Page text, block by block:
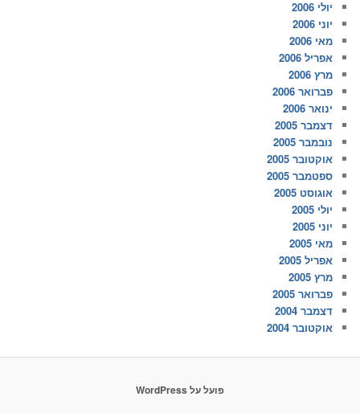
יולי 2006
יוני 2006
מאי 2006
אפריל 2006
מרץ 2006
פברואר 2006
ינואר 2006
דצמבר 2005
נובמבר 2005
אוקטובר 2005
ספטמבר 2005
אוגוסט 2005
יולי 2005
יוני 2005
מאי 2005
אפריל 2005
מרץ 2005
פברואר 2005
דצמבר 2004
אוקטובר 2004
פועל על WordPress